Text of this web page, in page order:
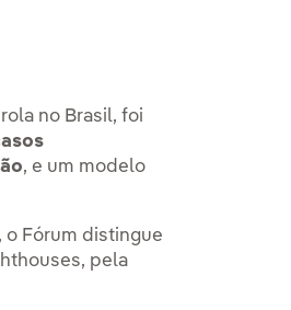
no Brasil, foi
, e um modelo
o Fórum distingue
pela